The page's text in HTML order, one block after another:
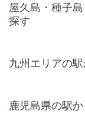
屋久島・種子
探す
九州エリアの
鹿児島県の駅